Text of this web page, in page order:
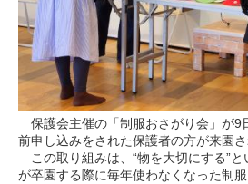
保護会主催の「制服おさがり会」が9
前申し込みをされた保護者の方が来園さ
この取り組みは、“物を大切にする”
が卒園する際に毎年使わなくなった制